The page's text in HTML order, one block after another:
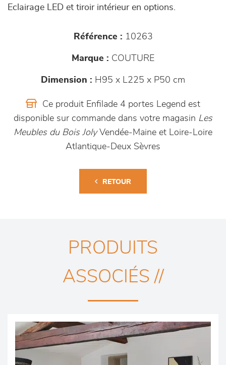
Eclairage LED et tiroir intérieur en options.
Référence : 10263
Marque : COUTURE
Dimension : H95 x L225 x P50 cm
Ce produit Enfilade 4 portes Legend est
disponible sur commande dans votre magasin Les
Meubles du Bois JolyVendée-Maine et Loire-Loire
Atlantique-Deux Sèvres
RETOUR
PRODUITS
ASSOCIÉS //